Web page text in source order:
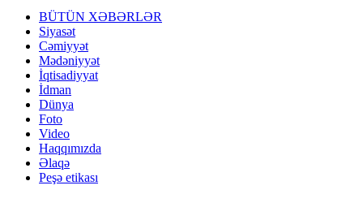
BÜTÜN XƏBƏRLƏR
Siyasət
Cəmiyyət
Mədəniyyət
İqtisadiyyat
İdman
Dünya
Foto
Video
Haqqımızda
Əlaqə
Peşə etikası